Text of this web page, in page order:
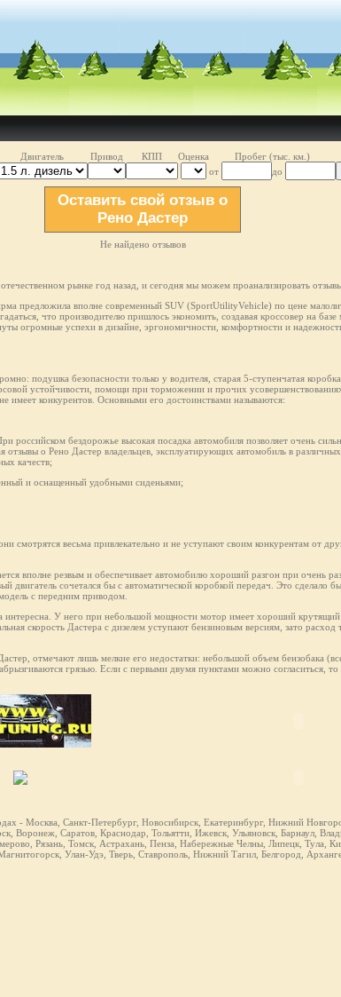
Двигатель Привод КПП Оценка Пробег (тыс. км.)
от до
Оставить свой отзыв о
Рено Дастер
Не найдено отзывов
рынке год назад, и сегодня мы можем проанализировать
предложила вполне современный SUV (SportUtilityVehicle) по цене
что производителю пришлось экономить, создавая кроссовер на
огромные успехи в дизайне, эргономичности, комфортности и
подушка безопасности только у водителя, старая 5-ступенчатая
устойчивости, помощи при торможении и прочих
имеет конкурентов. Основными его достоинствами называются:
российском бездорожье высокая посадка автомобиля позволяет очень
отзывы о Рено Дастер владельцев, эксплуатирующих автомобиль в
качеств;
и оснащенный удобными сиденьями;
смотрятся весьма привлекательно и не уступают своим конкурентам от
вполне резвым и обеспечивает автомобилю хороший разгон при очень
двигатель сочетался бы с автоматической коробкой передач. Это сделало
с передним приводом.
интересна. У него при небольшой мощности мотор имеет хороший
скорость Дастерa с дизелем уступают бензиновым версиям, зато расход
отмечают лишь мелкие его недостатки: небольшой объем бензобака
грязью. Если с первыми двумя пунктами можно согласиться,
- Москва, Санкт-Петербург, Новосибирск, Екатеринбург, Нижний
Воронеж, Саратов, Краснодар, Тольятти, Ижевск, Ульяновск, Барнаул,
Рязань, Томск, Астрахань, Пенза, Набережные Челны, Липецк, Тула,
Улан-Удэ, Тверь, Ставрополь, Нижний Тагил, Белгород,